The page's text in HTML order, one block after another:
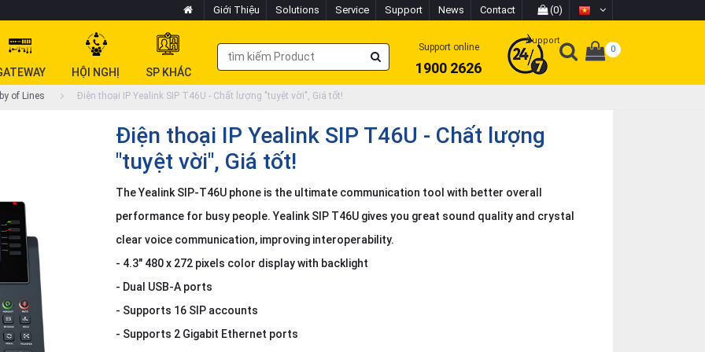
Giới Thiệu Solutions Service Support News Contact (0)
HỘI NGHỊ SP KHÁC
Support online
1900 2626
Support
0
of Lines Điện thoại IP Yealink SIP T46U - Chất lượng "tuyệt vời", Giá tốt!
Điện thoại IP Yealink SIP T46U - Chất lượng
"tuyệt vời", Giá tốt!
The Yealink SIP-T46U phone is the ultimate communication tool with better overall
performance for busy people. Yealink SIP T46U gives you great sound quality and crystal
clear voice communication, improving interoperability.
- 4.3" 480 x 272 pixels color display with backlight
- Dual USB-A ports
- Supports 16 SIP accounts
- Supports 2 Gigabit Ethernet ports